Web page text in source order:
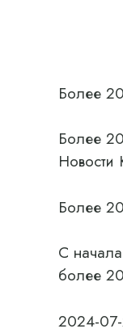
Более
Более
Более
С
более
2024-